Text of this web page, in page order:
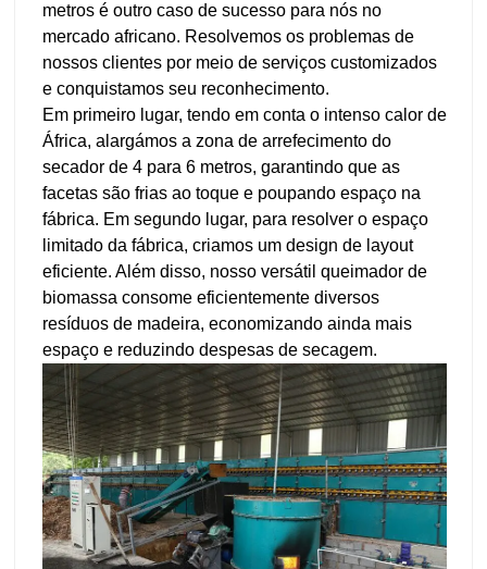
metros é outro caso de sucesso para nós no
mercado africano. Resolvemos os problemas de
nossos clientes por meio de serviços customizados
e conquistamos seu reconhecimento.
Em primeiro lugar, tendo em conta o intenso calor de
África, alargámos a zona de arrefecimento do
secador de 4 para 6 metros, garantindo que as
facetas são frias ao toque e poupando espaço na
fábrica. Em segundo lugar, para resolver o espaço
limitado da fábrica, criamos um design de layout
eficiente. Além disso, nosso versátil queimador de
biomassa consome eficientemente diversos
resíduos de madeira, economizando ainda mais
espaço e reduzindo despesas de secagem.